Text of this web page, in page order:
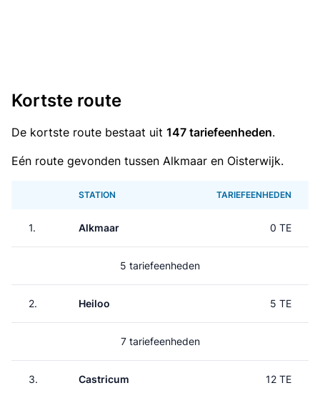
Kortste route
De kortste route bestaat uit 147 tariefeenheden.
Eén route gevonden tussen Alkmaar en Oisterwijk.
STATION TARIEFEENHEDEN
1. Alkmaar 0 TE
5 tariefeenheden
2. Heiloo 5 TE
7 tariefeenheden
3. Castricum 12 TE